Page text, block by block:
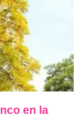
en la